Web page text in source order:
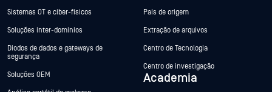
Sistemas OT e ciber-físicos
Soluções inter-domínios
Diodos de dados e gateways de
segurança
Soluções OEM
País de origem
Extração de arquivos
Centro de Tecnologia
Centro de investigação
Academia